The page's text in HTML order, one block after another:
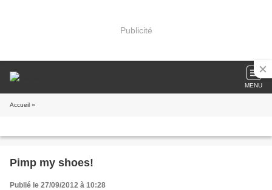
Publicité
MENU
Accueil »
Pimp my shoes!
Publié le 27/09/2012 à 10:28